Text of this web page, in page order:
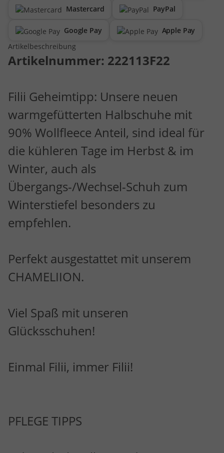
Mastercard PayPal
Google Pay
Apple Pay
Artikelbeschreibung
Artikelnummer: 222113F22
Filii Geheimtipp: Unsere neuen
warmgefütterten Halbschuhe mit
90% Wollfleece Anteil, sind ideal für
die kühleren Tage im Herbst & im
Winter, auch als
Übergangs-/Wechsel-Schuh zum
Winterstiefel besonders zu
empfehlen.
Perfekt ausgestattet mit unserem
CHAMELIION.
Viel Spaß mit unseren
Glücksschuhen!
Einmal Filii, immer Filii!
PFLEGE TIPPS